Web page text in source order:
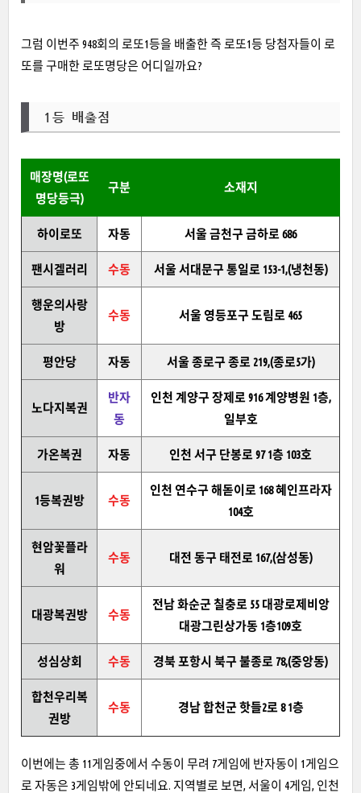
그럼 이번주 948회의 로또1등을 배출한 즉 로또1등 당첨자들이 로
또를 구매한 로또명당은 어디일까요?
1등 배출점
매장명(로또
명당등극)
구분 소재지
하이로또 자동 서울 금천구 금하로 686
팬시겔러리 수동 서울 서대문구 통일로 153-1,(냉천동)
행운의사랑
방
수동 서울 영등포구 도림로 465
평안당 자동 서울 종로구 종로 219,(종로5가)
노다지복권
반자
동
인천 계양구 장제로 916 계양병원 1층,
일부호
가온복권 자동 인천 서구 단봉로 97 1층 103호
1등복권방 수동
인천 연수구 해돋이로 168 혜인프라자
104호
현암꽃플라
워
수동 대전 동구 태전로 167,(삼성동)
대광복권방 수동
전남 화순군 칠충로 55 대광로제비앙
대광그린상가동 1층109호
성심상회 수동 경북 포항시 북구 불종로 78,(중앙동)
합천우리복
권방
수동 경남 합천군 핫들2로 8 1층
이번에는 총 11게임중에서 수동이 무려 7게임에 반자동이 1게임으
로 자동은 3게임밖에 안되네요. 지역별로 보면, 서울이 4게임, 인천